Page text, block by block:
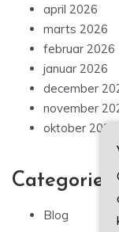
april 2026
marts 2026
februar 2026
januar 2026
december
november
oktober 2025
Categories
Blog